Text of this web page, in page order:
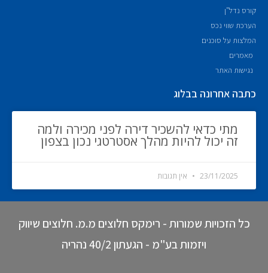
קורס נדל"ן
הערכת שווי נכס
המלצות על סוכנים
מאמרים
נגישות האתר
כתבה אחרונה בבלוג
מתי כדאי להשכיר דירה לפני מכירה ולמה
זה יכול להיות מהלך אסטרטגי נכון בצפון
23/11/2025 אין תגובות
כל הזכויות שמורות - רימקס חלוצים מ.מ. חלוצים שיווק
ויזמות בע"מ - הגעתון 40/2 נהריה